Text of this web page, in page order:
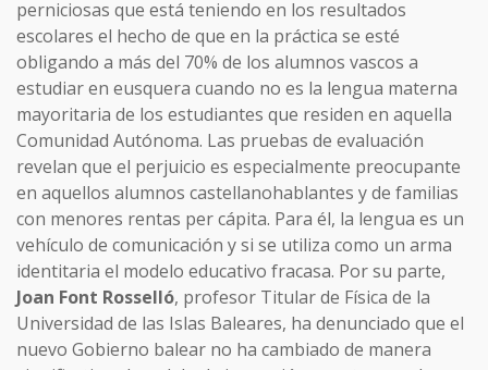
perniciosas que está teniendo en los resultados
escolares el hecho de que en la práctica se esté
obligando a más del 70% de los alumnos vascos a
estudiar en eusquera cuando no es la lengua materna
mayoritaria de los estudiantes que residen en aquella
Comunidad Autónoma. Las pruebas de evaluación
revelan que el perjuicio es especialmente preocupante
en aquellos alumnos castellanohablantes y de familias
con menores rentas per cápita. Para él, la lengua es un
vehículo de comunicación y si se utiliza como un arma
identitaria el modelo educativo fracasa. Por su parte,
Joan Font Rosselló, profesor Titular de Física de la
Universidad de las Islas Baleares, ha denunciado que el
nuevo Gobierno balear no ha cambiado de manera